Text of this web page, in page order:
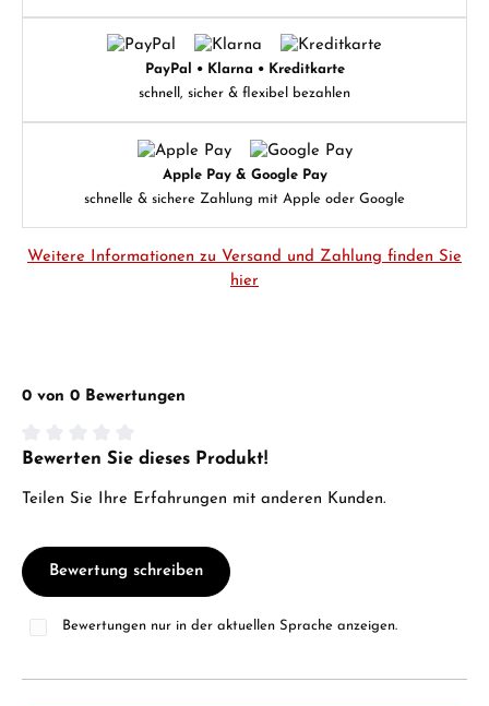
PayPal • Klarna • Kreditkarte
schnell, sicher & flexibel bezahlen
Apple Pay & Google Pay
schnelle & sichere Zahlung mit Apple oder Google
Weitere Informationen zu Versand und Zahlung finden Sie
hier
0 von 0 Bewertungen
Durchschnittliche Bewertung von 0 von 5 Sternen
Bewerten Sie dieses Produkt!
Teilen Sie Ihre Erfahrungen mit anderen Kunden.
Bewertung schreiben
Bewertungen nur in der aktuellen Sprache anzeigen.